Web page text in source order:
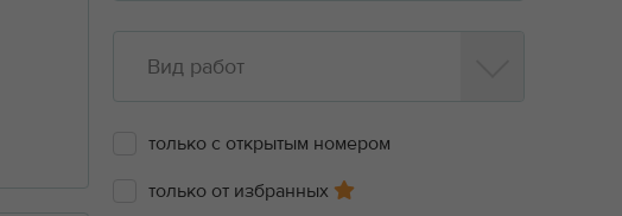
Вид работ
только с открытым номером
только от избранных